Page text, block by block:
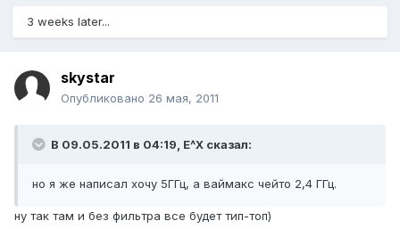
3 weeks later...
skystar
Опубликовано 26 мая, 2011
В 09.05.2011 в 04:19, E^X сказал:
но я же написал хочу 5ГГц, а ваймакс чейто 2,4 ГГц.
ну так там и без фильтра все будет тип-топ)